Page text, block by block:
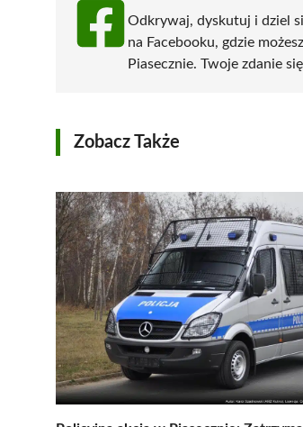
Odkrywaj, dyskutuj i dziel
na Facebooku, gdzie
Piasecznie. Twoje zdanie
Zobacz Także